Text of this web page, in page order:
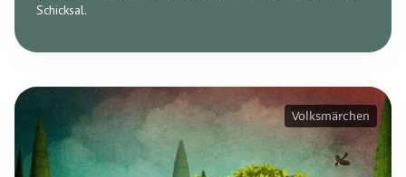
Schicksal.
Volksmärchen